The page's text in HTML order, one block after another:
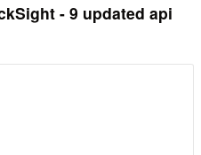
- 9 updated api